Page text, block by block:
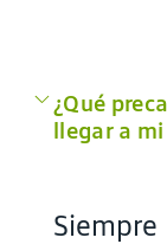
¿Qué
llegar a